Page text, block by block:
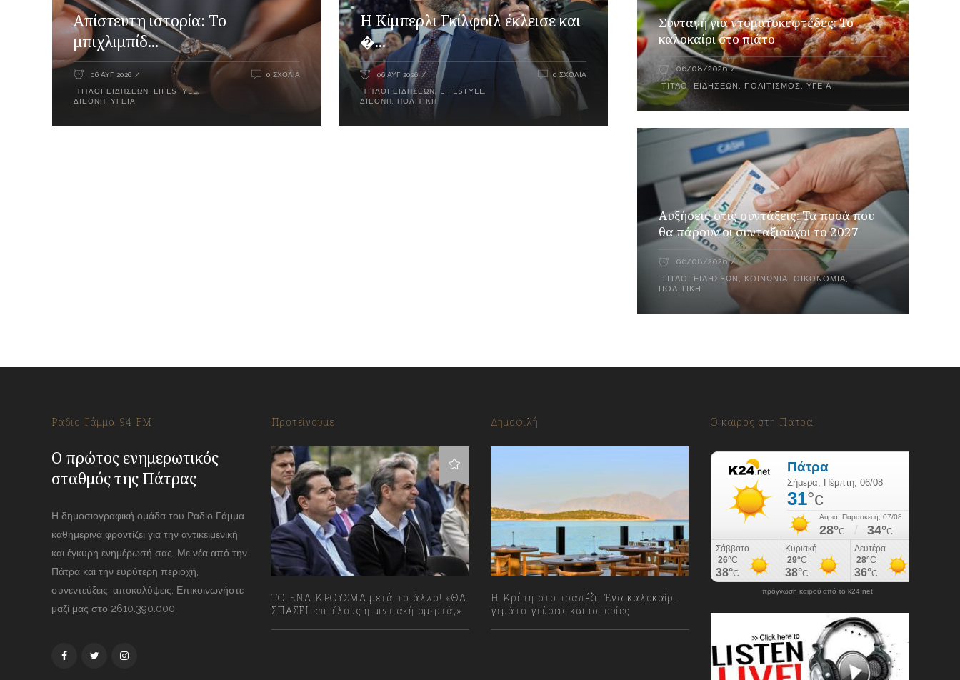
Απίστευτη ιστορία: Το
μπιχλιμπίδ...
06 ΑΥΓ 2026
ΤΊΤΛΟΙ ΕΙΔΉΣΕΩΝ LIFESTYLE,
ΔΙΕΘΝΉ
ΥΓΕΊΑ
0 ΣΧΌΛΙΑ
Η Κίμπερλι Γκίλφοϊλ έκλεισε και
�...
06 ΑΥΓ 2026
ΤΊΤΛΟΙ ΕΙΔΉΣΕΩΝ ,LIFESTYLE
ΔΙΕΘΝΉ
ΠΟΛΙΤΙΚΉ
0 ΣΧΌΛΙΑ
Συνταγή για ντοματοκεφτέδες: Το
καλοκαίρι στο πιάτο
06/08/2026
ΤΊΤΛΟΙ ΕΙΔΉΣΕΩΝ , ΠΟΛΙΤΙΣΜΌΣ,ΥΓΕΊΑ
Αυξήσεις στις συντάξεις: Τα ποσά που
θα πάρουν οι συνταξιούχοι το 2027
06/08/2026
ΤΊΤΛΟΙ ΕΙΔΉΣΕΩΝ , ΚΟΙΝΩΝΊΑ,ΟΙΚΟΝΟΜΊΑ,
ΠΟΛΙΤΙΚΉ
Ράδιο Γάμμα 94 FM
Ο πρώτος ενημερωτικός
σταθμός της Πάτρας
Η δημοσιογραφική ομάδα του Ραδιο Γάμμα
καθημερινά φροντίζει για την αντικειμενική
και έγκυρη ενημέρωσή σας. Με νέα από την
Πάτρα και την ευρύτερη περιοχή,
συνεντεύξεις, αποκαλύψεις. Επικοινωνήστε
μαζί μας στο 2610.390.000
Προτείνουμε
ΤΟ ΕΝΑ ΚΡΟΥΣΜΑ μετά το άλλο! «ΘΑ
ΣΠΑΣΕΙ επιτέλους η μιντιακή ομερτά;»
Δημοφιλή
Η Κρήτη στο τραπέζι: Ένα καλοκαίρι
γεμάτο γεύσεις και ιστορίες
Ο καιρός στη Πάτρα
πρόγνωση καιρού από το k24.net